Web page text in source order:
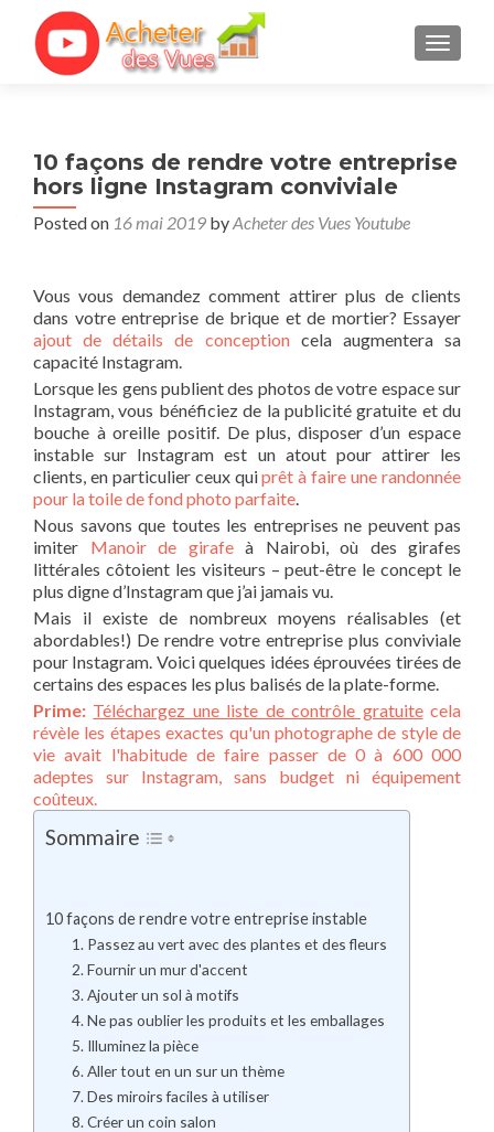
10 façons de rendre votre entreprise
hors ligne Instagram conviviale
Posted on 16 mai 2019 byAcheter des Vues Youtube
Vous vous demandez comment attirer plus de clients
dans votre entreprise de brique et de mortier? Essayer
ajout de détails de conceptioncela augmentera sa
capacité Instagram.
Lorsque les gens publient des photos de votre espace sur
Instagram, vous bénéficiez de la publicité gratuite et du
bouche à oreille positif. De plus, disposer d’un espace
instable sur Instagram est un atout pour attirer les
clients, en particulier ceux quiprêt à faire une randonnée
pour la toile de fond photo parfaite.
Nous savons que toutes les entreprises ne peuvent pas
imiter Manoir de girafeà Nairobi, où des girafes
littérales côtoient les visiteurs – peut-être le concept le
plus digne d’Instagram que j’ai jamais vu.
Mais il existe de nombreux moyens réalisables (et
abordables!) De rendre votre entreprise plus conviviale
pour Instagram. Voici quelques idées éprouvées tirées de
certains des espaces les plus balisés de la plate-forme.
Prime: Téléchargez une liste de contrôle gratuitecela
révèle les étapes exactes qu'un photographe de style de
vie avait l'habitude de faire passer de 0 à 600 000
adeptes sur Instagram, sans budget ni équipement
coûteux.
Sommaire
10 façons de rendre votre entreprise instable
1. Passez au vert avec des plantes et des fleurs
2. Fournir un mur d'accent
3. Ajouter un sol à motifs
4. Ne pas oublier les produits et les emballages
5. Illuminez la pièce
6. Aller tout en un sur un thème
7. Des miroirs faciles à utiliser
8. Créer un coin salon